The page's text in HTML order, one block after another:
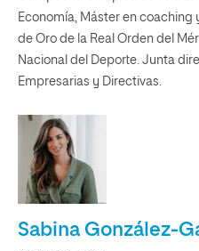
Economía, Máster en
de Oro de la Real Orden del
Nacional del Deporte. Junta
Empresarias y Directivas.
Sabina González-